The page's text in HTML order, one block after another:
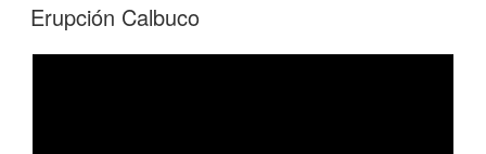
Erupción Calbuco